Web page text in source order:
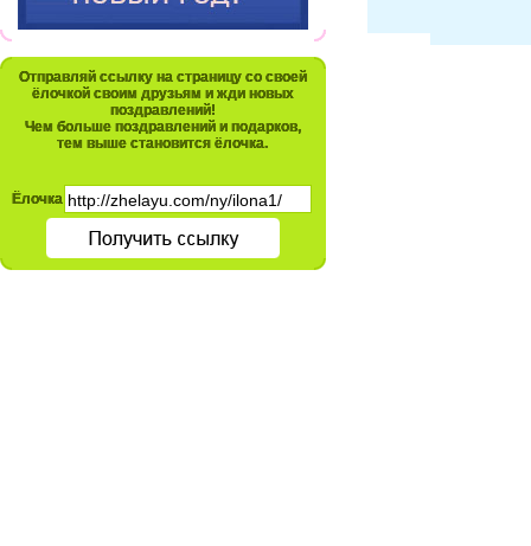
Отправляй ссылку на страницу со своей
ёлочкой своим друзьям и жди новых
поздравлений!
Чем больше поздравлений и подарков,
тем выше становится ёлочка.
Ёлочка